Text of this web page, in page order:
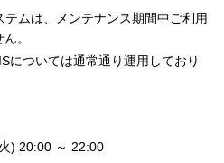
テムは、メンテナンス期間中ご利用
。
については通常通り運用しており
) 20:00 ～ 22:00